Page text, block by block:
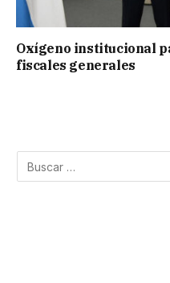
Oxígeno institucional
fiscales generales